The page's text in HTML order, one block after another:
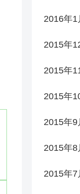
2016年1
2015年
2015年
2015年
2015年9
2015年8
2015年7